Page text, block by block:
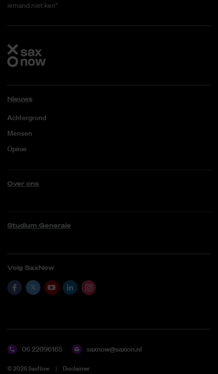
iemand niet ken"
Nieuws
Achtergrond
Mensen
Opinie
Over ons
Studium Generale
Volg SaxNow
06 22096165 saxnow@saxion.nl
©2026SaxNow Disclaimer